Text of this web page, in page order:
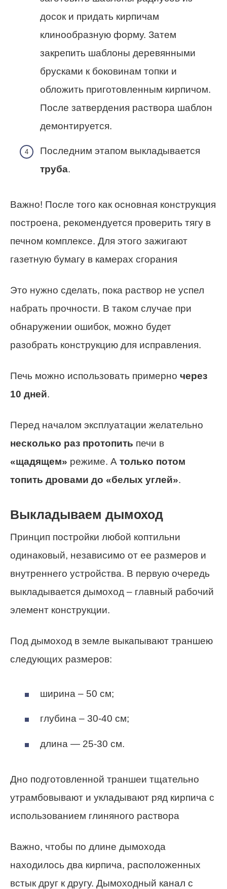
досок и придать кирпичам
клинообразную форму. Затем
закрепить шаблоны деревянными
брусками к боковинам топки и
обложить приготовленным кирпичом.
После затвердения раствора шаблон
демонтируется.
Последним этапом выкладывается
труба.
Важно! После того как основная конструкция
построена, рекомендуется проверить тягу в
печном комплексе. Для этого зажигают
газетную бумагу в камерах сгорания
Это нужно сделать, пока раствор не успел
набрать прочности. В таком случае при
обнаружении ошибок, можно будет
разобрать конструкцию для исправления.
Печь можно использовать примерно через
10 дней.
Перед началом эксплуатации желательно
несколько раз протопить печи в
«щадящем» режиме. А только потом
топить дровами до «белых углей».
Выкладываем дымоход
Принцип постройки любой коптильни
одинаковый, независимо от ее размеров и
внутреннего устройства. В первую очередь
выкладывается дымоход – главный рабочий
элемент конструкции.
Под дымоход в земле выкапывают траншею
следующих размеров:
ширина – 50 см;
глубина – 30-40 см;
длина — 25-30 см.
Дно подготовленной траншеи тщательно
утрамбовывают и укладывают ряд кирпича с
использованием глиняного раствора
Важно, чтобы по длине дымохода
находилось два кирпича, расположенных
встык друг к другу. Дымоходный канал с